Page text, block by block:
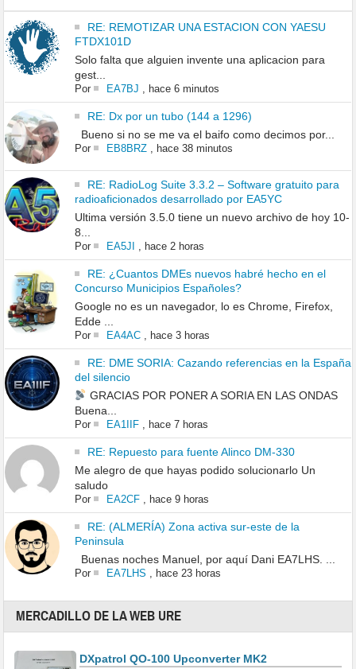
RE: REMOTIZAR UNA ESTACION CON YAESU
FTDX101D
Solo falta que alguien invente una aplicacion para
gest...
Por EA7BJ hace 6 minutos
RE: Dx por un tubo (144 a 1296)
Bueno si no se me va el baifo como decimos por...
Por EB8BRZ, hace 38 minutos
RE: RadioLog Suite 3.3.2 – Software gratuito para
radioaficionados desarrollado por EA5YC
Ultima versión 3.5.0 tiene un nuevo archivo de hoy 10-
8...
Por EA5JI hace 2 horas
RE: ¿Cuantos DMEs nuevos habré hecho en el
Concurso Municipios Españoles?
Google no es un navegador, lo es Chrome, Firefox,
Edde ...
Por EA4AC, hace 3 horas
RE: DME SORIA: Cazando referencias en la España
del silencio
GRACIAS POR PONER A SORIA EN LAS ONDAS
Buena...
Por EA1IIF, hace 7 horas
RE: Repuesto para fuente Alinco DM-330
Me alegro de que hayas podido solucionarlo Un
saludo
Por EA2CF, hace 9 horas
RE: (ALMERÍA) Zona activa sur-este de la
Peninsula
Buenas noches Manuel, por aquí Dani EA7LHS. ...
Por EA7LHS hace 23 horas
MERCADILLO DE LA WEB URE
DXpatrol QO-100 Upconverter MK2